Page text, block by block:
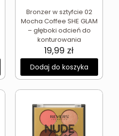
Bronzer w sztyfcie 02
Mocha Coffee SHE GLAM
– głęboki odcień do
konturowania
19,99 zł
Dodaj do koszyka